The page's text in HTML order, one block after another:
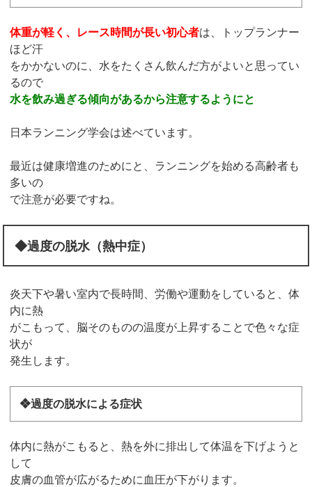
体重が軽く、レース時間が長い初心者は、トップランナー
ほど汗
をかかないのに、水をたくさん飲んだ方がよいと思ってい
るので
水を飲み過ぎる傾向があるから注意するようにと
日本ランニング学会は述べています。
最近は健康増進のためにと、ランニングを始める高齢者も
多いの
で注意が必要ですね。
◆過度の脱水（熱中症）
炎天下や暑い室内で長時間、労働や運動をしていると、体
内に熱
がこもって、脳そのものの温度が上昇することで色々な症
状が
発生します。
❖過度の脱水による症状
体内に熱がこもると、熱を外に排出して体温を下げようと
して
皮膚の血管が広がるために血圧が下がります。